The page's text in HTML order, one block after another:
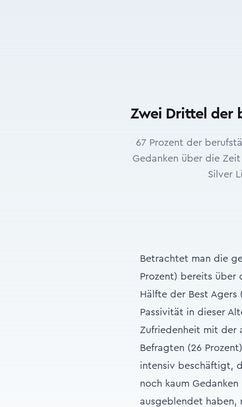
Zwei Drittel der
67 Prozent der
Gedanken über die
Silver
Betrachtet man die
Prozent) bereits über
Hälfte der Best
Passivität in dieser
Zufriedenheit mit der
Befragten (26
intensiv beschäftigt,
noch kaum
ausgeblendet haben,